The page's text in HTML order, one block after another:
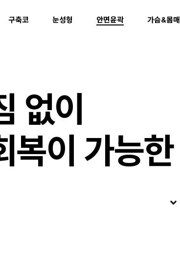
구축코 눈성형 안면윤곽 가슴&몸매
없이
복이 가능한
keyboard_arrow_down